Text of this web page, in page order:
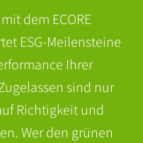
dem ECORE
ESG-Meilensteine
Ihrer
sind nur
Richtigkeit und
Wer den grünen